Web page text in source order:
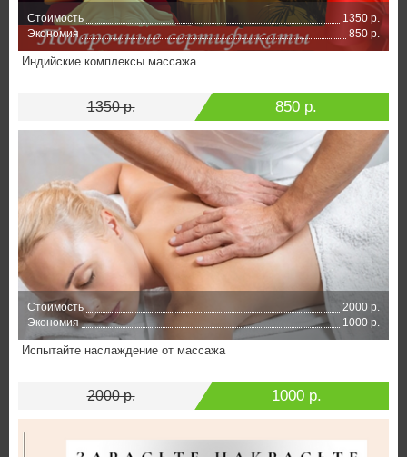
Стоимость
1350 р.
Экономия
850 р.
Индийские комплексы массажа
1350 р. 850 р.
Стоимость
2000 р.
Экономия
1000 р.
Испытайте наслаждение от массажа
2000 р. 1000 р.